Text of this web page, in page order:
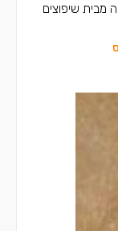
מבית שיפוצים